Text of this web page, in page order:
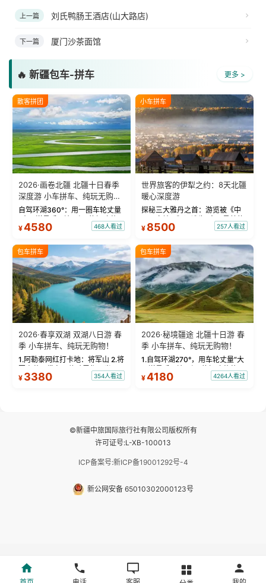
上一篇 刘氏鸭肠王酒店(山大路店)
下一篇 厦门沙茶面馆
🔥 新疆包车-拼车 更多 >
散客拼团
2026·画卷北疆 北疆十日春季
深度游 小车拼车、纯玩无购
物！
自驾环湖360°：用一圈车轮丈量
“大西洋最后一滴眼泪”的极致蔚
蓝。 赛湖旅拍：甄选多款风格服
绝美瞬间。 赛湖坦克300跟车视
频：专业摄影师...
¥4580 468人看过
小车拼车
世界旅客的伊犁之约：8天北疆
暖心深度游
探秘三大雅丹之首：游览被《中
国国家地理》评选为“中国最美的
三大雅丹”第一名的克拉玛依魔鬼
瓦人最大村落——禾木村，欣赏
晨雾与小木...
¥ 8500 257人看过
包车拼车
2026·春享双湖 双湖八日游 春
季 小车拼车、纯玩无购物！
1.阿勒泰网红打卡地：将军山 2.将
军山落日缆车，体验雪都风光 3.
将军山，夕阳派对，蹦迪party 4.
¥ 3380 354人看过
包车拼车
2026·秘境疆途 北疆十日游 春
季 小车拼车、纯玩无购物！
1.自驾环湖270°，用车轮丈量“大
西洋最后一滴眼泪”的极致蔚蓝，
让雪山、花海与深邃湖水在转弯
¥4180 4264人看过
©新疆中旅国际旅行社有限公司版权所有
许可证号:L-XB-100013
ICP备案号:新ICP备19001292号-4
新公网安备 65010302000123号